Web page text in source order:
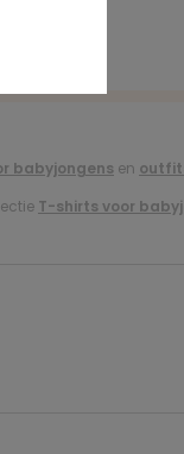
babyjongens en
T-shirts voor